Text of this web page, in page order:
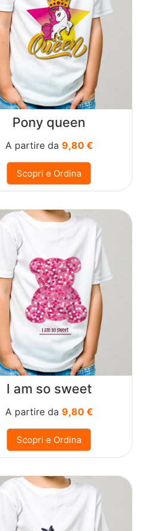
Pony queen
A partire da 9,80 €
Scopri e Ordina
I am so sweet
A partire da 9,80 €
Scopri e Ordina